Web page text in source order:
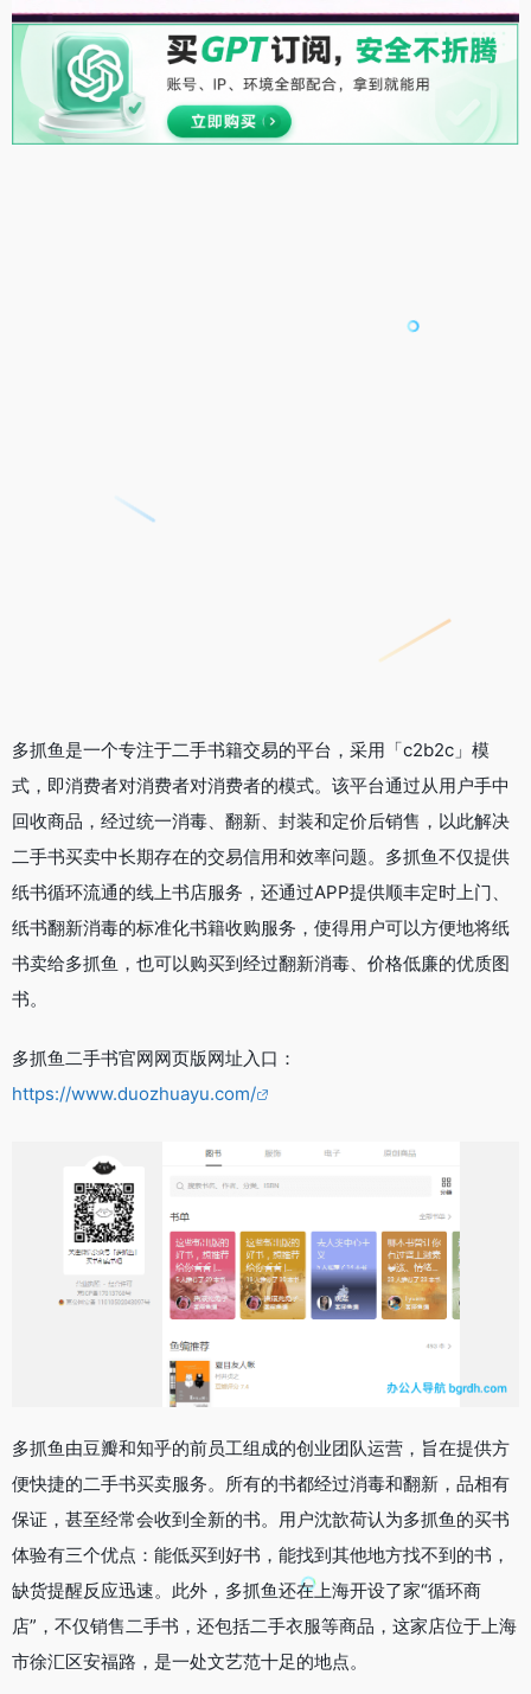
多抓鱼是一个专注于二手书籍交易的平台，采用「c2b2c」模
式，即消费者对消费者对消费者的模式。该平台通过从用户手中
回收商品，经过统一消毒、翻新、封装和定价后销售，以此解决
二手书买卖中长期存在的交易信用和效率问题。多抓鱼不仅提供
纸书循环流通的线上书店服务，还通过APP提供顺丰定时上门、
纸书翻新消毒的标准化书籍收购服务，使得用户可以方便地将纸
书卖给多抓鱼，也可以购买到经过翻新消毒、价格低廉的优质图
书。
多抓鱼二手书官网网页版网址入口：
https://www.duozhuayu.com/
多抓鱼由豆瓣和知乎的前员工组成的创业团队运营，旨在提供方
便快捷的二手书买卖服务。所有的书都经过消毒和翻新，品相有
保证，甚至经常会收到全新的书。用户沈歆荷认为多抓鱼的买书
体验有三个优点：能低买到好书，能找到其他地方找不到的书，
缺货提醒反应迅速。此外，多抓鱼还在上海开设了家“循环商
店”，不仅销售二手书，还包括二手衣服等商品，这家店位于上海
市徐汇区安福路，是一处文艺范十足的地点。